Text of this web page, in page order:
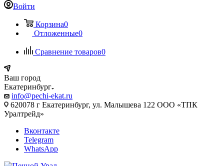
Войти
Корзина0
Отложенные0
Сравнение товаров0
Ваш город
Екатеринбург
info@pechi-ekat.ru
620078 г Екатеринбург, ул. Малышева 122 ООО «ТПК
Уралтрейд»
Вконтакте
Telegram
WhatsApp